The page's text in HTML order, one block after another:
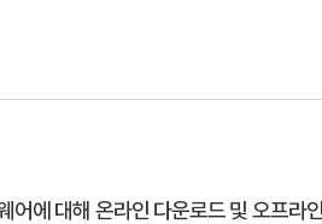
에 대해 온라인 다운로드 및 오프라